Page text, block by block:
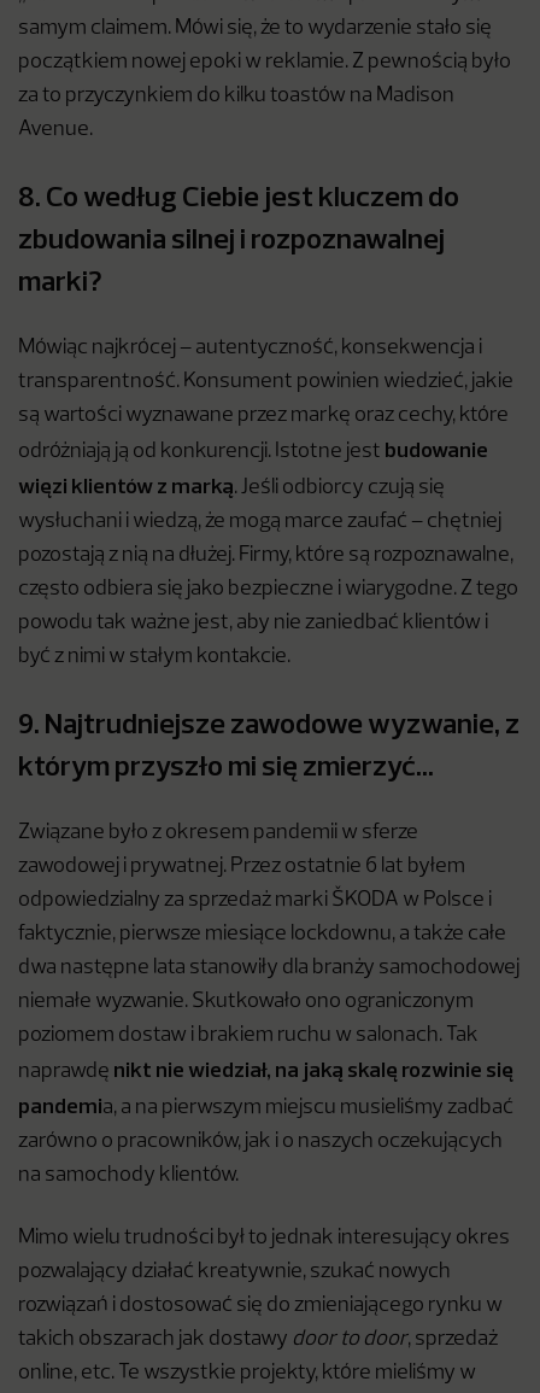
samym claimem. Mówi się, że to wydarzenie stało się
początkiem nowej epoki w reklamie. Z pewnością było
za to przyczynkiem do kilku toastów na Madison
Avenue.
8. Co według Ciebie jest kluczem do
zbudowania silnej i rozpoznawalnej
marki?
Mówiąc najkrócej – autentyczność, konsekwencja i
transparentność. Konsument powinien wiedzieć, jakie
są wartości wyznawane przez markę oraz cechy, które
odróżniają ją od konkurencji. Istotne jest budowanie
więzi klientów z marką. Jeśli odbiorcy czują się
wysłuchani i wiedzą, że mogą marce zaufać – chętniej
pozostają z nią na dłużej. Firmy, które są rozpoznawalne,
często odbiera się jako bezpieczne i wiarygodne. Z tego
powodu tak ważne jest, aby nie zaniedbać klientów i
być z nimi w stałym kontakcie.
9. Najtrudniejsze zawodowe wyzwanie, z
którym przyszło mi się zmierzyć…
Związane było z okresem pandemii w sferze
zawodowej i prywatnej. Przez ostatnie 6 lat byłem
odpowiedzialny za sprzedaż marki ŠKODA w Polsce i
faktycznie, pierwsze miesiące lockdownu, a także całe
dwa następne lata stanowiły dla branży samochodowej
niemałe wyzwanie. Skutkowało ono ograniczonym
poziomem dostaw i brakiem ruchu w salonach. Tak
naprawdę nikt nie wiedział, na jaką skalę rozwinie się
pandemia, a na pierwszym miejscu musieliśmy zadbać
zarówno o pracowników, jak i o naszych oczekujących
na samochody klientów.
Mimo wielu trudności był to jednak interesujący okres
pozwalający działać kreatywnie, szukać nowych
rozwiązań i dostosować się do zmieniającego rynku w
takich obszarach jak dostawy door to door, sprzedaż
online, etc. Te wszystkie projekty, które mieliśmy w